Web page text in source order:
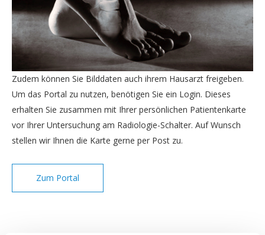
Zudem können Sie Bilddaten auch ihrem Hausarzt freigeben.
Um das Portal zu nutzen, benötigen Sie ein Login. Dieses
erhalten Sie zusammen mit Ihrer persönlichen Patientenkarte
vor Ihrer Untersuchung am Radiologie-Schalter. Auf Wunsch
stellen wir Ihnen die Karte gerne per Post zu.
Zum Portal